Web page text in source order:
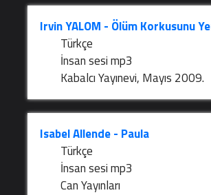
Irvin YALOM - Ölüm Korkusunu
Türkçe
İnsan sesi mp3
Kabalcı Yayınevi, Mayıs 2009.
Isabel Allende - Paula
Türkçe
İnsan sesi mp3
Can Yayınları